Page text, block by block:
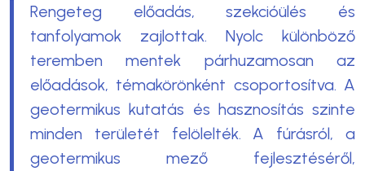
Rengeteg előadás, szekcióülés és
tanfolyamok zajlottak. Nyolc különböző
teremben mentek párhuzamosan az
előadások, témakörönként csoportosítva. A
geotermikus kutatás és hasznosítás szinte
minden területét felölelték. A fúrásról, a
geotermikus mező fejlesztéséről,